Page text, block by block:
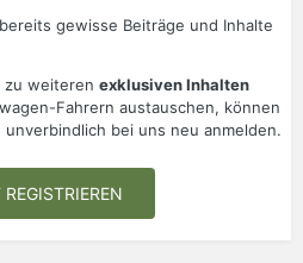
gewisse Beiträge und Inhalte
zu weiteren exklusiven Inhalten
Fahrern austauschen, können
bei uns neu anmelden.